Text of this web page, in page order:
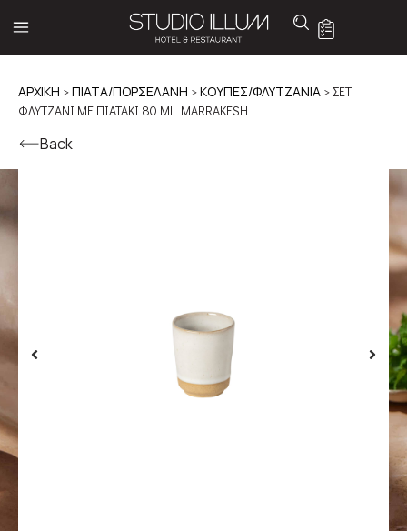
ΑΡΧΙΚΉ >ΠΙΑΤΑ/ΠΟΡΣΕΛΑΝΗ >ΚΟΥΠΕΣ/ΦΛΥΤΖΑΝΙΑ > ΣΕΤ
ΦΛΥΤΖΑΝΙ ΜΕ ΠΙΑΤΑΚΙ 80 ML MARRAKESH
Back